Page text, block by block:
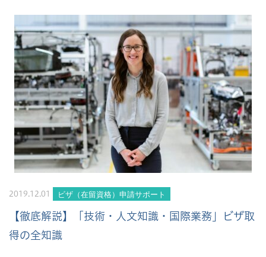
2019.12.01 ビザ（在留資格）申請サポート
【徹底解説】「技術・人文知識・国際業務」ビザ取
得の全知識